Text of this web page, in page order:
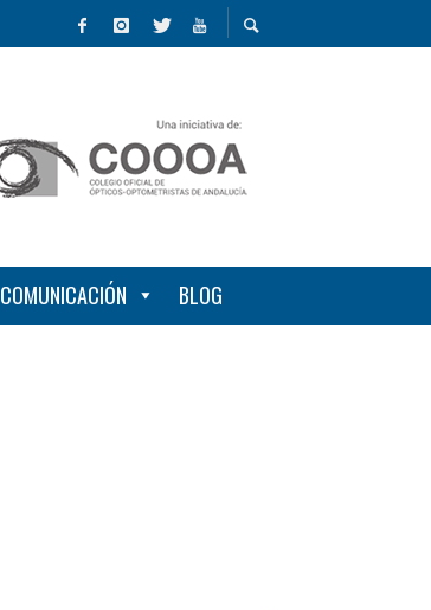
COMUNICACIÓN BLOG